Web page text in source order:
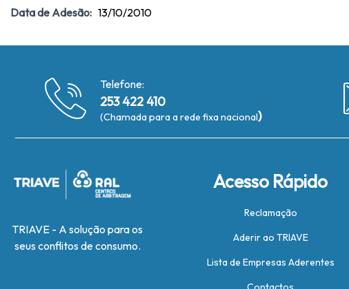
Data de Adesão: 13/10/2010
Telefone:
253 422 410
(Chamada para a rede fixa nacional)
TRIAVE - A solução para os
seus conflitos de consumo.
Acesso Rápido
Reclamação
Aderir ao TRIAVE
Lista de Empresas Aderentes